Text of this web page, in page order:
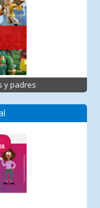
y padres